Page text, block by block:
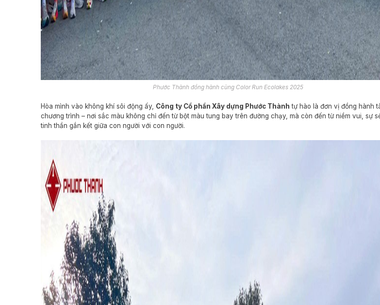
Phước Thành đồng hành cùng Color Run Ecolakes 2025
Hòa mình vào không khí sôi động ấy, Công ty Cổ phần Xây dựng Phước Thành tự hào là đơn vị đồng hành
chương trình – nơi sắc màu không chỉ đến từ bột màu tung bay trên đường chạy, mà còn đến từ niềm vui, sự
tinh thần gắn kết giữa con người với con người.